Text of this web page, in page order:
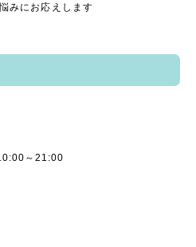
みにお応えします
～21:00